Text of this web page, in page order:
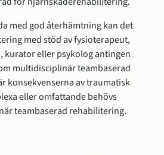
med god återhämtning kan det
med stöd av fysioterapeut,
kurator eller psykolog antingen
multidisciplinär teambaserad
konsekvenserna av traumatisk
eller omfattande behövs
teambaserad rehabilitering.